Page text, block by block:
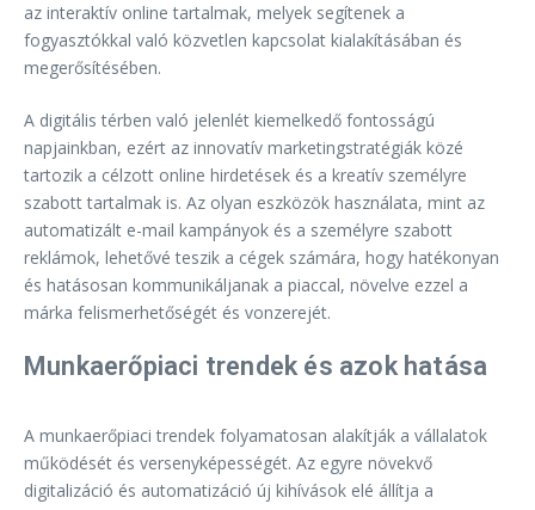
az interaktív online tartalmak, melyek segítenek a
fogyasztókkal való közvetlen kapcsolat kialakításában és
megerősítésében.
A digitális térben való jelenlét kiemelkedő fontosságú
napjainkban, ezért az innovatív marketingstratégiák közé
tartozik a célzott online hirdetések és a kreatív személyre
szabott tartalmak is. Az olyan eszközök használata, mint az
automatizált e-mail kampányok és a személyre szabott
reklámok, lehetővé teszik a cégek számára, hogy hatékonyan
és hatásosan kommunikáljanak a piaccal, növelve ezzel a
márka felismerhetőségét és vonzerejét.
Munkaerőpiaci trendek és azok hatása
A munkaerőpiaci trendek folyamatosan alakítják a vállalatok
működését és versenyképességét. Az egyre növekvő
digitalizáció és automatizáció új kihívások elé állítja a